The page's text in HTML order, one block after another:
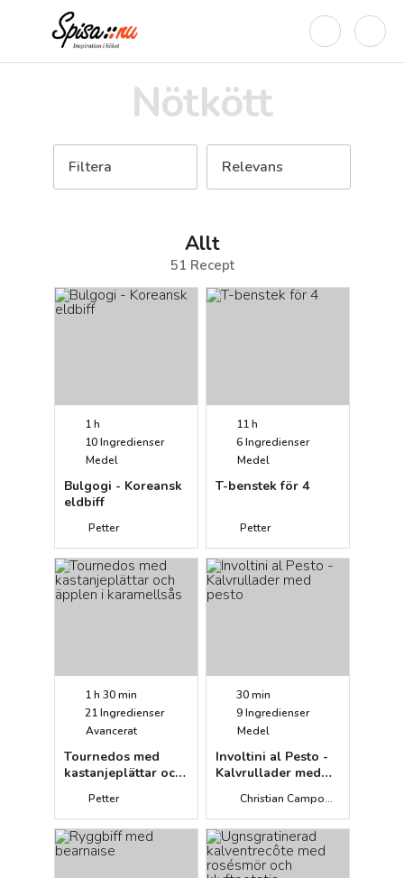
Nötkött
Filtera Relevans
Allt
51 Recept
1 h
10Ingredienser
Medel
Bulgogi - Koreansk
eldbiff
Petter
11 h
6Ingredienser
Medel
T-benstek för 4
Petter
1 h 30 min
21Ingredienser
Avancerat
Tournedos med
kastanjeplättar och
karamellsås
Petter
30 min
9Ingredienser
Medel
Involtini al Pesto -
Kalvrullader med
Christian Campogiani